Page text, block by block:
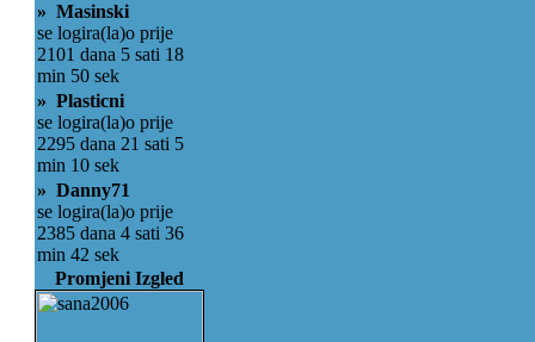
» Masinski
se logira(la)o prije
2101 dana 5 sati 18
min 50 sek
» Plasticni
se logira(la)o prije
2295 dana 21 sati 5
min 10 sek
» Danny71
se logira(la)o prije
2385 dana 4 sati 36
min 42 sek
Promjeni Izgled